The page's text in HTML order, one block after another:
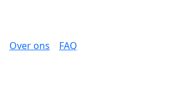
Over ons FAQ